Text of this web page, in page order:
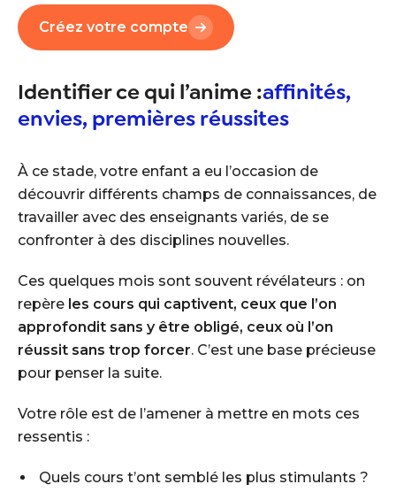
Créez votre compte
Identifier ce qui l’anime :affinités,
envies, premières réussites
À ce stade, votre enfant a eu l’occasion de
découvrir différents champs de connaissances, de
travailler avec des enseignants variés, de se
confronter à des disciplines nouvelles.
Ces quelques mois sont souvent révélateurs : on
repère les cours qui captivent, ceux que l’on
approfondit sans y être obligé, ceux où l’on
réussit sans trop forcer. C’est une base précieuse
pour penser la suite.
Votre rôle est de l’amener à mettre en mots ces
ressentis :
Quels cours t’ont semblé les plus stimulants ?